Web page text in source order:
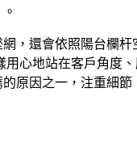
，還會依照陽台欄
用心地站在客戶角度
原因之一，注重細節